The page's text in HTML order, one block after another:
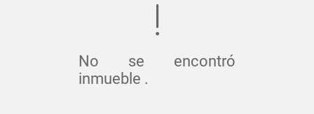
No se encontró
inmueble .